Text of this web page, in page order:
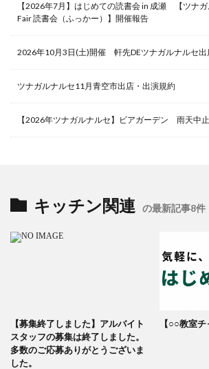
【2026年7月】はじめての読書会 in 成瀬 【ツナ
Fair 読書会（ふっかー）】開催報告
2026年10月3日(土)開催 軒先DEツナガルナルセ出
ツナガルナルセ11月青空市出店・出演規約
【2026年ツナガルナルセ】ビアガーデン 雨天中止
キッチン関連 の最新記事8件
【募集終了しました】アルバイト
スタッフの募集は終了しました。
多数のご応募ありがとうございま
した。
【○○教室